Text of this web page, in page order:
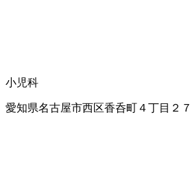
小児科
愛知県名古屋市西区香呑町４丁目２７